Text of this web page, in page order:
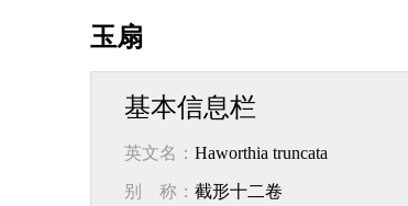
玉扇
基本信息栏
英文名： Haworthia truncata
别 称： 截形十二卷